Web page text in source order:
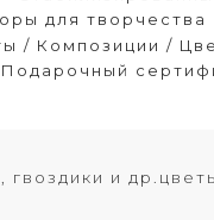
для творчества
/ Композиции /
Подарочный
и